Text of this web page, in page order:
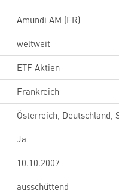
Amundi AM (FR)
weltweit
ETF Aktien
Frankreich
Österreich, Deutschland,
Ja
10.10.2007
ausschüttend